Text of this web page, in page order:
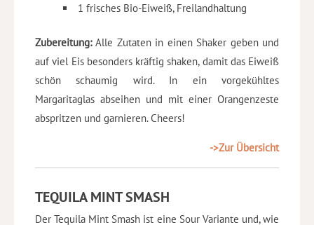
1 frisches Bio-Eiweiß, Freilandhaltung
Zubereitung:Alle Zutaten in einen Shaker geben und
auf viel Eis besonders kräftig shaken, damit das Eiweiß
schön schaumig wird. In ein vorgekühltes
Margaritaglas abseihen und mit einer Orangenzeste
abspritzen und garnieren. Cheers!
->Zur Übersicht
TEQUILA MINT SMASH
Der Tequila Mint Smash ist eine Sour Variante und, wie